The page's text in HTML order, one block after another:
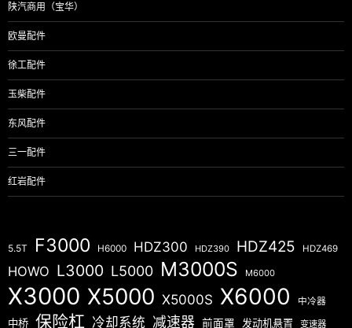
陕汽商用（宝华）
欧曼配件
徐工配件
玉柴配件
东风配件
三一配件
红岩配件
5.5T F3000 H6000 HDZ300 HDZ390 HDZ425 HDZ469
HOWO L3000 L5000 M3000S M6000
X3000 X5000 X5000S X6000 中冷器
中桥 保险杠 冷却系统 减速器 前面罩 发动机悬置 变速器